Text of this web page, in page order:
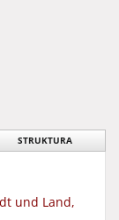
STRUKTURA
und Land,